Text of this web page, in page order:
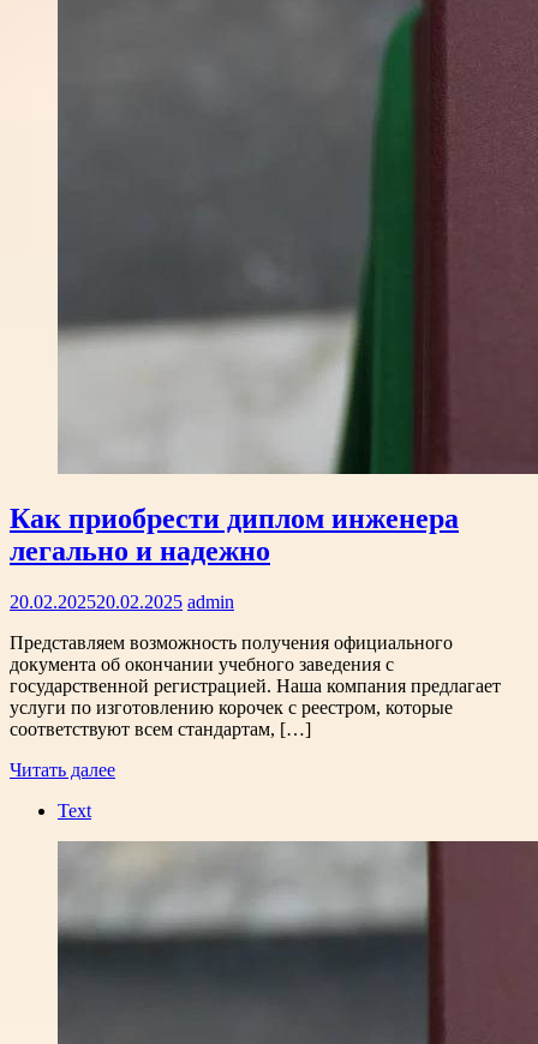
Как приобрести диплом инженера
легально и надежно
20.02.202520.02.2025 admin
Представляем возможность получения официального
документа об окончании учебного заведения с
государственной регистрацией. Наша компания предлагает
услуги по изготовлению корочек с реестром, которые
соответствуют всем стандартам, […]
Читать далее
Text